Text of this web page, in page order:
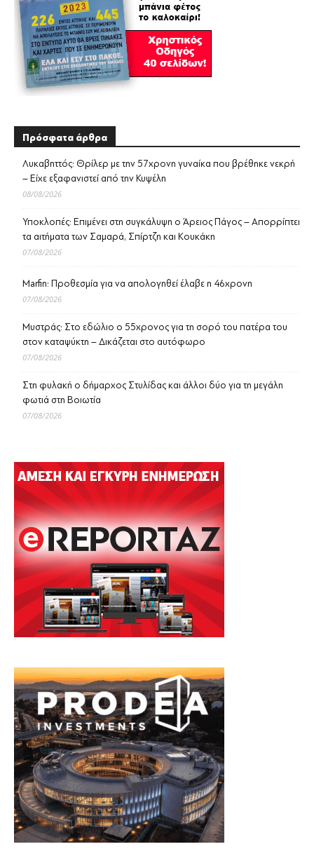
Πρόσφατα άρθρα
Λυκαβηττός: Θρίλερ με την 57χρονη γυναίκα που βρέθηκε νεκρή
– Είχε εξαφανιστεί από την Κυψέλη
08/08/2026
Υποκλοπές: Επιμένει στη συγκάλυψη ο Άρειος Πάγος – Απορρίπτει
τα αιτήματα των Σαμαρά, Σπίρτζη και Κουκάκη
07/08/2026
Marfin: Προθεσμία για να απολογηθεί έλαβε η 46χρονη
07/08/2026
Μυστράς: Στο εδώλιο ο 55χρονος για τη σορό του πατέρα του
στον καταψύκτη – Δικάζεται στο αυτόφωρο
07/08/2026
Στη φυλακή ο δήμαρχος Στυλίδας και άλλοι δύο για τη μεγάλη
φωτιά στη Βοιωτία
07/08/2026